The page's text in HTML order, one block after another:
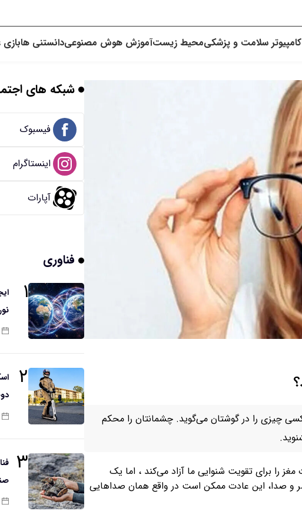
سلامت و پزشکیمحیط زیستآموزش هوش مصنوعیدانستنی هابازی
چیزی را در گوشتان می‌گوید. چشمانتان را محکم
را برای تقویت شنوایی ما آزاد می‌کند ، اما یک
صدا، این عادت ممکن است در واقع همان صداهایی
شبکه های
فیسبوک
اینستاگرام
آپارات
فناوری
۱
۲
۳